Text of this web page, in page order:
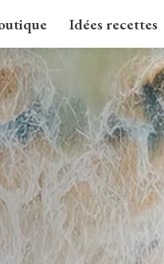
Idées recettes